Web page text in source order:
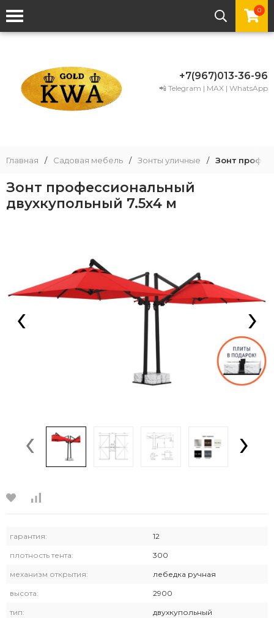
0
+7(967)013-36-96
📲 Telegram | MAX | WhatsApp
Главная / Садовая мебель / Зонты уличные / Зонт
Зонт профессиональный
двухкупольный 7.5х4 м
‹ ›
‹ ›
гарантия: 12
плотность тента: 300
механизм открытия: лебедка ручная
высота: 2900
тип: двухкупольный